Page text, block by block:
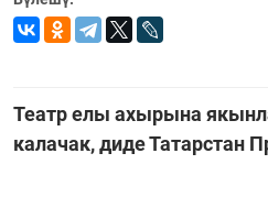
Театр елы ахырына
калачак, диде Татарстан